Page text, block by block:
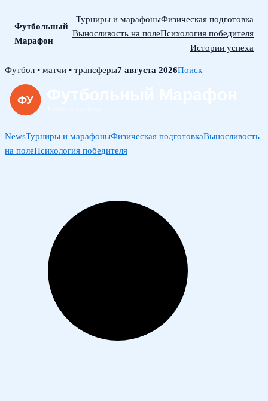
Футбольный
Марафон
Турниры и марафоныФизическая подготовка
Выносливость на полеПсихология победителя
Истории успеха
Skip
content
Футбол • матчи • трансферы7 августа 2026Поиск
NewsТурниры и марафоныФизическая подготовкаВыносливость
на полеПсихология победителя